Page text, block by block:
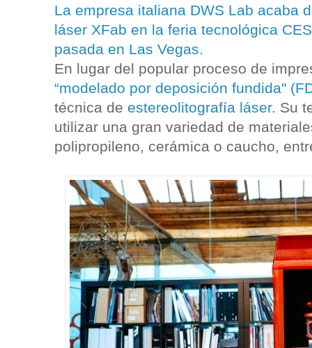
La empresa italiana DWS Lab acaba
láser XFab en la feria tecnológica
pasada en Las Vegas.
En lugar del popular proceso de
“modelado por deposición fundida"
técnica de estereolitografía láser. Su
utilizar una gran variedad de
polipropileno, cerámica o caucho,